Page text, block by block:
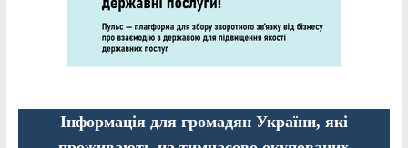
Інформація для громадян України, які